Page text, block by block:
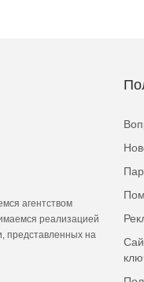
агентством
реализацией
представленных на